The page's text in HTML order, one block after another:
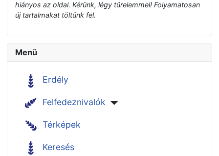
hiányos az oldal. Kérünk, légy türelemmel! Folyamatosan
új tartalmakat töltünk fel.
Menü
Erdély
Felfedeznivalók
Térképek
Keresés